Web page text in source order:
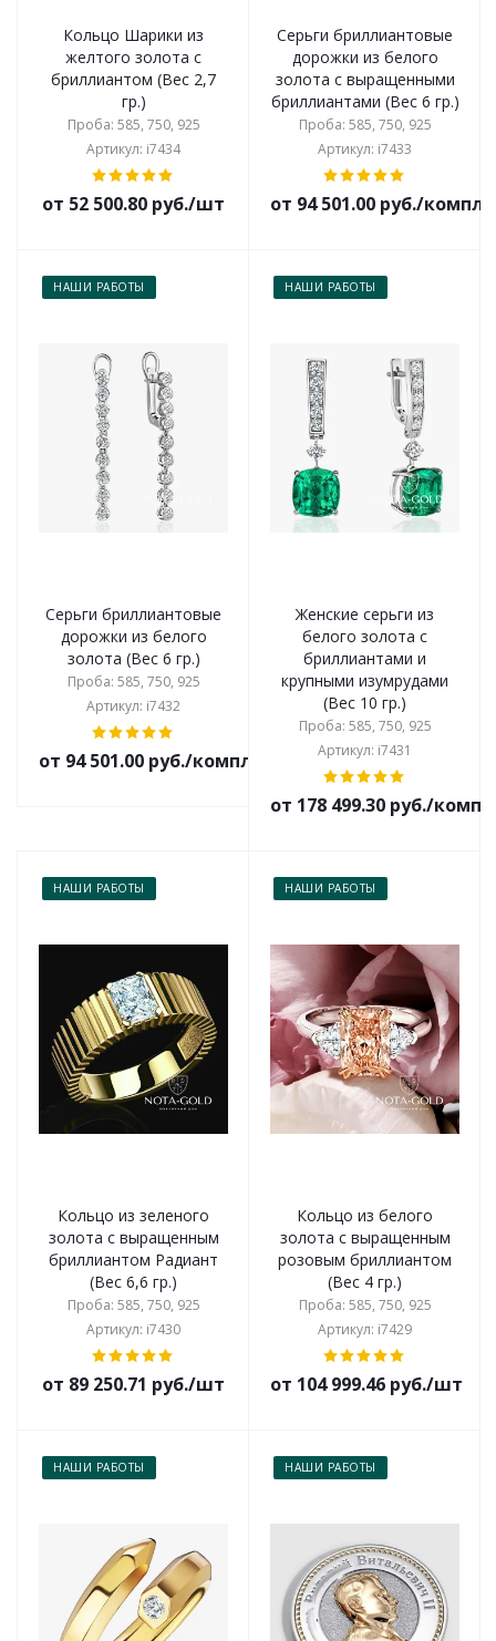
Кольцо Шарики из
желтого золота с
бриллиантом (Вес 2,7
гр.)
Проба: 585, 750, 925
Артикул: i7434
от 52 500.80 руб./шт
Серьги бриллиантовые
дорожки из белого
золота с выращенными
бриллиантами (Вес 6 гр.)
Проба: 585, 750, 925
Артикул: i7433
от 94 501.00 руб./
НАШИ РАБОТЫ
Серьги бриллиантовые
дорожки из белого
золота (Вес 6 гр.)
Проба: 585, 750, 925
Артикул: i7432
от 94 501.00 руб./комплект
НАШИ РАБОТЫ
Женские серьги из
белого золота с
бриллиантами и
крупными изумрудами
(Вес 10 гр.)
Проба: 585, 750, 925
Артикул: i7431
от 178 499.30 руб./
НАШИ РАБОТЫ
Кольцо из зеленого
золота с выращенным
бриллиантом Радиант
(Вес 6,6 гр.)
Проба: 585, 750, 925
Артикул: i7430
от 89 250.71 руб./шт
НАШИ РАБОТЫ
Кольцо из белого
золота с выращенным
розовым бриллиантом
(Вес 4 гр.)
Проба: 585, 750, 925
Артикул: i7429
от 104 999.46 руб./шт
НАШИ РАБОТЫ НАШИ РАБОТЫ